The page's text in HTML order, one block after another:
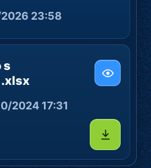
23:58
s
2024 17:31